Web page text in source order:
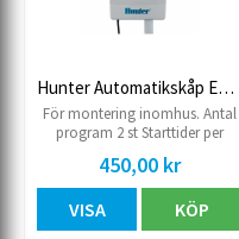
Hunter Automatikskåp ECO Logic
För montering inomhus. Antal
program 2 st Starttider per
4 timmar Ej utbyggnadsbar. 230
V /Levereras med stickkontakt
Antal sensoranslutningar 1st
Kompatibel med Rain-Clik och
450,00 kr
VISA KÖP